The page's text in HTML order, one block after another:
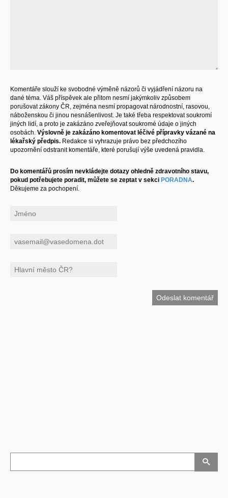
Komentáře slouží ke svobodné výměně názorů či vyjádření názoru na
dané téma. Váš příspěvek ale přitom nesmí jakýmkoliv způsobem
porušovat zákony ČR, zejména nesmí propagovat národnostní, rasovou,
náboženskou či jinou nesnášenlivost. Je také třeba respektovat soukromí
jiných lidí, a proto je zakázáno zveřejňovat soukromé údaje o jiných
osobách. Výslovně je zakázáno komentovat léčivé přípravky vázané na
lékařský předpis. Redakce si vyhrazuje právo bez předchozího
upozornění odstranit komentáře, které porušují výše uvedená pravidla.
Do komentářů prosím nevkládejte dotazy ohledně zdravotního stavu,
pokud potřebujete poradit, můžete se zeptat v sekci PORADNA.
Děkujeme za pochopení.